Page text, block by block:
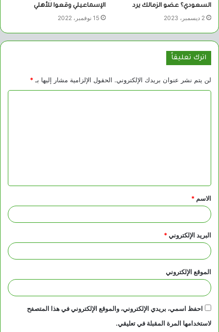
السعودي؟ عضو الزمالك يرد
2 ديسمبر، 2023
الإسماعيلي وقعوا للأهلي
15 نوفمبر، 2022
اترك تعليقاً
لن يتم نشر عنوان بريدك الإلكتروني. الحقول الإلزامية مشار إليها بـ*
ق
*
الاسم *
البريد الإلكتروني*
الموقع الإلكتروني
احفظ اسمي، بريدي الإلكتروني، والموقع الإلكتروني في هذا المتصفح
لاستخدامها المرة المقبلة في تعليقي.